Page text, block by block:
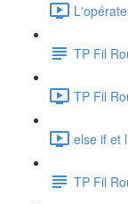
TP Fil
TP Fil
else if et
TP Fil